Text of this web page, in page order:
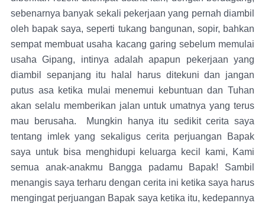
sebenarnya banyak sekali pekerjaan yang pernah diambil
oleh bapak saya, seperti tukang bangunan, sopir, bahkan
sempat membuat usaha kacang garing sebelum memulai
usaha Gipang, intinya adalah apapun pekerjaan yang
diambil sepanjang itu halal harus ditekuni dan jangan
putus asa ketika mulai menemui kebuntuan dan Tuhan
akan selalu memberikan jalan untuk umatnya yang terus
mau berusaha. Mungkin hanya itu sedikit cerita saya
tentang imlek yang sekaligus cerita perjuangan Bapak
saya untuk bisa menghidupi keluarga kecil kami, Kami
semua anak-anakmu Bangga padamu Bapak! Sambil
menangis saya terharu dengan cerita ini ketika saya harus
mengingat perjuangan Bapak saya ketika itu, kedepannya